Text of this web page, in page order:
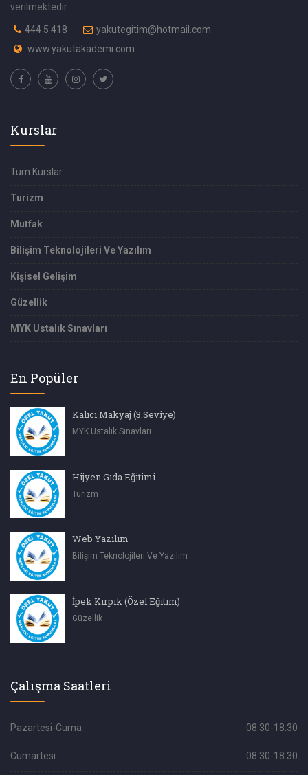
verilmektedir.
444 5 418
yakutegitim@hotmail.com
www.yakutakademi.com
Kurslar
Tüm Kurslar
Turizm
Mutfak
Bilişim Teknolojileri Ve Yazılım
Kişisel Gelişim
Güzellik
MYK Ustalık Sınavları
En Popüler
Kalıcı Makyaj (3.Seviye)
MYK Ustalık Sınavları
Hijyen Gıda Eğitimi
Turizm
Web Yazılım
Bilişim Teknolojileri Ve Yazılım
İpek Kirpik (Özel Eğitim)
Güzellik
Çalışma Saatleri
Pazartesi-Cuma : 08:30-18:30
Cumartesi : 08:30-18:30